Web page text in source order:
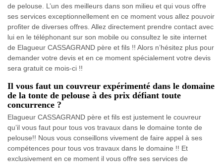
de pelouse. L’un des meilleurs dans son milieu et qui vous offre
ses services exceptionnellement en ce moment vous allez pouvoir
profiter de diverses offres. Allez directement prendre contact avec
lui en le téléphonant sur son mobile ou consultez le site internet
de Elagueur CASSAGRAND père et fils !! Alors n’hésitez plus pour
demander votre devis et en ce moment spécialement votre devis
sera gratuit ce mois-ci !!
Il vous faut un couvreur expérimenté dans le domaine
de la tonte de pelouse à des prix défiant toute
concurrence ?
Elagueur CASSAGRAND père et fils est justement le couvreur
qu’il vous faut pour tous vos travaux dans le domaine tonte de
pelouse!! Nous vous conseillons vivement de faire appel à ses
compétences pour tous vos travaux dans le domaine !! Et
exclusivement en ce moment il vous offre ses services de